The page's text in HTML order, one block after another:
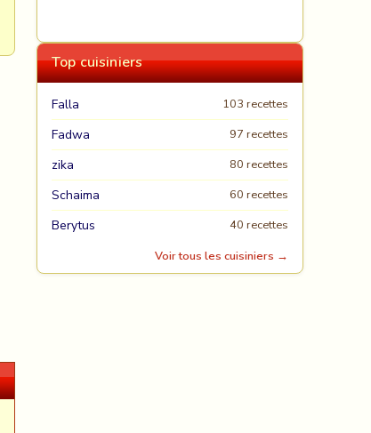
Top cuisiniers
Falla 103 recettes
Fadwa 97 recettes
zika 80 recettes
Schaima 60 recettes
Berytus
40 recettes
Voir tous les cuisiniers →